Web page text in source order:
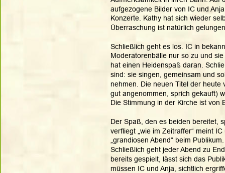
aufgezogene Bilder von IC und
Konzerte. Kathy hat sich wieder
Überraschung ist natürlich
Schließlich geht es los. IC in
Moderatorenbälle nur so zu und
hat einen Heidenspaß daran.
sind: sie singen, gemeinsam und
nehmen. Die neuen Titel der
gut angenommen, sprich gekauft)
Die Stimmung in der Kirche ist von
Der Spaß, den es beiden bereitet,
verfliegt „wie im Zeitraffer“ meint
„grandiosen Abend“ beim
Schließlich geht jeder Abend zu
bereits gespielt, lässt sich das
müssen IC und Anja, sichtlich